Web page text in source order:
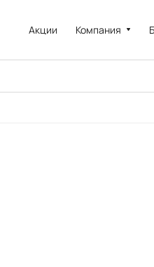
Акции Компания